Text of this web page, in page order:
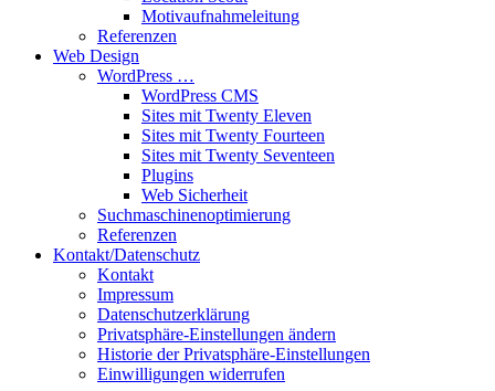
Motivaufnahmeleitung
Referenzen
Web Design
WordPress …
WordPress CMS
Sites mit Twenty Eleven
Sites mit Twenty Fourteen
Sites mit Twenty Seventeen
Plugins
Web Sicherheit
Suchmaschinenoptimierung
Referenzen
Kontakt/Datenschutz
Kontakt
Impressum
Datenschutzerklärung
Privatsphäre-Einstellungen ändern
Historie der Privatsphäre-Einstellungen
Einwilligungen widerrufen